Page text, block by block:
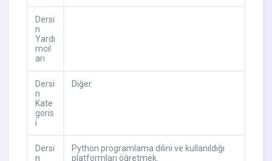
Dersi
n
Yardı
mcıl
arı
Dersi
n
Kate
goris
i
Diğer
Dersi
n
Python programlama dilini ve kullanıldığı
platformları öğretmek.